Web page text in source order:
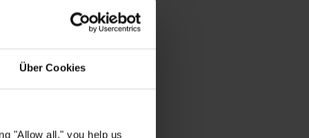
Über Cookies
"Allow all," you help us